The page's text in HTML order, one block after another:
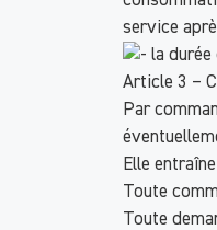
service
la durée
Article 3 –
Par
Elle
Toute
Toute